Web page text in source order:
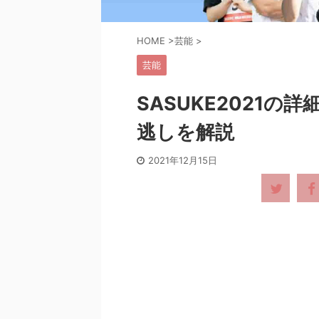
HOME >芸能 >
芸能
SASUKE2021の詳
逃しを解説
2021年12月15日